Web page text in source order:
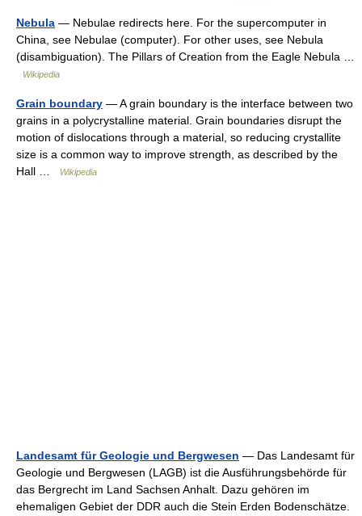
Nebula — Nebulae redirects here. For the supercomputer in
China, see Nebulae (computer). For other uses, see Nebula
(disambiguation). The Pillars of Creation from the Eagle Nebula …
Wikipedia
Grain boundary — A grain boundary is the interface between two
grains in a polycrystalline material. Grain boundaries disrupt the
motion of dislocations through a material, so reducing crystallite
size is a common way to improve strength, as described by the
Hall …
Wikipedia
Landesamt für Geologie und Bergwesen — Das Landesamt für
Geologie und Bergwesen (LAGB) ist die Ausführungsbehörde für
das Bergrecht im Land Sachsen Anhalt. Dazu gehören im
ehemaligen Gebiet der DDR auch die Stein Erden Bodenschätze.